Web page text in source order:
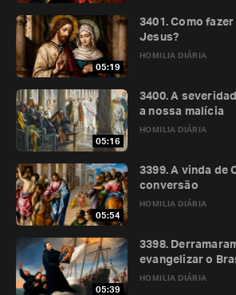
05:19
HOMILIA DIÁRIA
3401. Como
Jesus?
05:16
HOMILIA DIÁRIA
3400. A
a nossa malícia
05:54
HOMILIA DIÁRIA
3399. A vinda de
conversão
05:39
HOMILIA DIÁRIA
3398.
evangelizar o